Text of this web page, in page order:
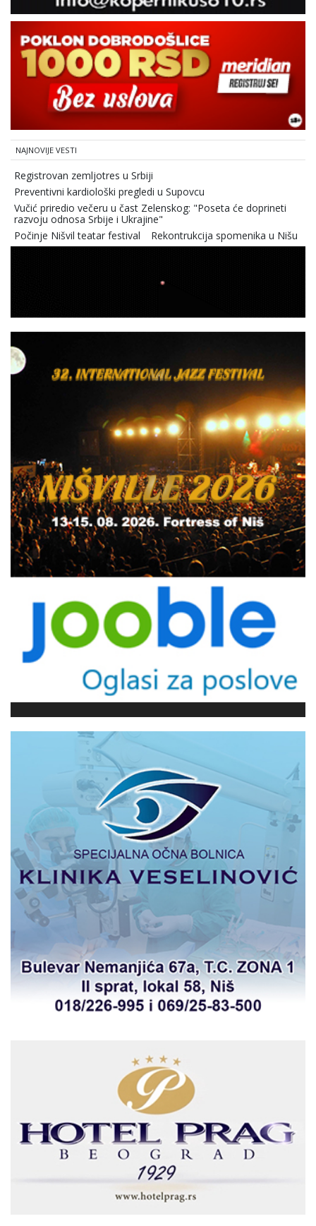
NAJNOVIJE VESTI
Registrovan zemljotres u Srbiji
Preventivni kardiološki pregledi u Supovcu
Vučić priredio večeru u čast Zelenskog: "Poseta će doprineti
razvoju odnosa Srbije i Ukrajine"
Počinje Nišvil teatar festival
Rekontrukcija spomenika u Nišu